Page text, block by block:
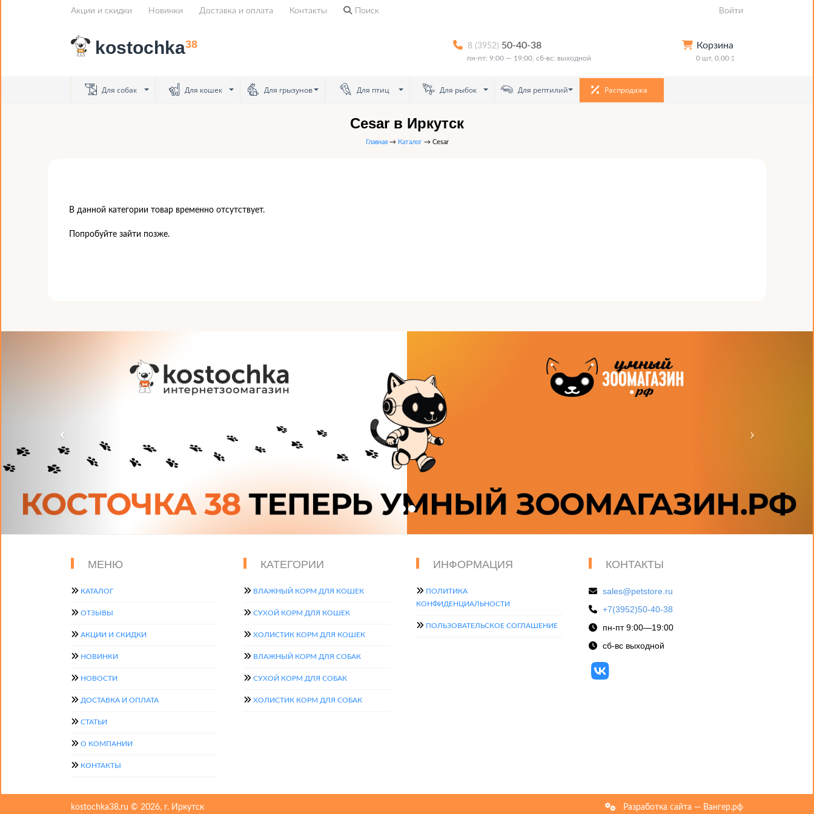
Акции и скидки Новинки Доставка и оплата Контакты Поиск Войти
kostochka38 Корзина
0 шт, 0,00
8 (3952) 50-40-38
пн-пт: 9:00 — 19:00, сб-вс: выходной
Для собак Для кошек Для грызунов Для птиц Для рыбок Для рептилий Распродажа
Cesar в Иркутск
Главная→ Каталог→ Cesar
В данной категории товар временно отсутствует.
Попробуйте зайти позже.
МЕНЮ
КАТАЛОГ
ОТЗЫВЫ
АКЦИИ И СКИДКИ
НОВИНКИ
НОВОСТИ
ДОСТАВКА И ОПЛАТА
СТАТЬИ
О КОМПАНИИ
КОНТАКТЫ
КАТЕГОРИИ
ВЛАЖНЫЙ КОРМ ДЛЯ КОШЕК
СУХОЙ КОРМ ДЛЯ КОШЕК
ХОЛИСТИК КОРМ ДЛЯ КОШЕК
ВЛАЖНЫЙ КОРМ ДЛЯ СОБАК
СУХОЙ КОРМ ДЛЯ СОБАК
ХОЛИСТИК КОРМ ДЛЯ СОБАК
ИНФОРМАЦИЯ
ПОЛИТИКА
КОНФИДЕНЦИАЛЬНОСТИ
ПОЛЬЗОВАТЕЛЬСКОЕ СОГЛАШЕНИЕ
КОНТАКТЫ
sales@petstore.ru
+7(3952)50-40-38
пн-пт 9:00—19:00
сб-вс выходной
kostochka38.ru © 2026, г. Иркутск Разработка сайта — Вангер.рф